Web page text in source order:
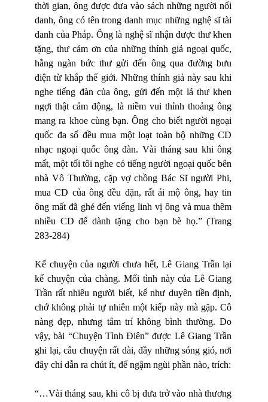
thời gian, ông được đưa vào sách những người nổi
danh, ông có tên trong danh mục những nghệ sĩ tài
danh của Pháp. Ông là nghệ sĩ nhận được thư khen
tặng, thư cảm ơn của những thính giả ngoại quốc,
hằng ngàn bức thư gửi đến ông qua đường bưu
điện từ khắp thế giới. Những thính giả này sau khi
nghe tiếng đàn của ông, gửi đến một lá thư khen
ngợi thật cảm động, là niềm vui thỉnh thoảng ông
mang ra khoe cùng bạn. Ông cho biết người ngoại
quốc đa số đều mua một loạt toàn bộ những CD
nhạc ngoại quốc ông đàn. Vài tháng sau khi ông
mất, một tối tôi nghe có tiếng người ngoại quốc bên
nhà Vô Thường, cặp vợ chồng Bác Sĩ người Phi,
mua CD của ông đều đặn, rất ái mộ ông, hay tin
ông mất đã ghé đến viếng linh vị ông và mua thêm
nhiều CD để dành tặng cho bạn bè họ.” (Trang
283-284)
Kể chuyện của người chưa hết, Lê Giang Trần lại
kể chuyện của chàng. Mối tình này của Lê Giang
Trần rất nhiêu người biết, kể như duyên tiền định,
chớ không phải tự nhiên một kiếp này mà gặp. Cô
nàng đẹp, nhưng tâm trí không bình thường. Do
vậy, bài “Chuyện Tình Điên” được Lê Giang Trần
ghi lại, câu chuyện rất dài, đầy những sóng gió, nơi
đây chỉ dẫn ra chút ít, để ngậm ngùi phần nào, trích:
“…Vài tháng sau, khi cô bị đưa trở vào nhà thương